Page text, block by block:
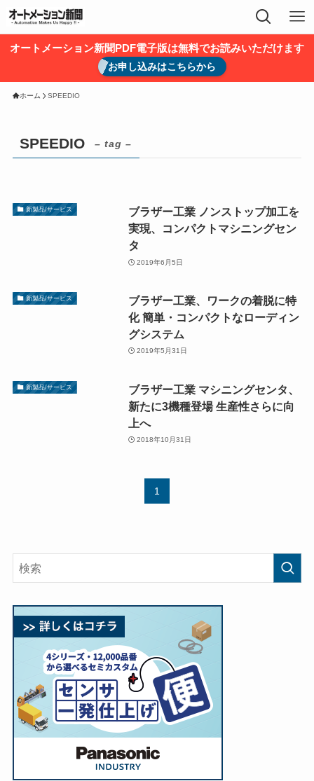
オートメーション新聞PDF電子版は無料でお読みいただけます
お申し込みはこちらから
ホーム SPEEDIO
SPEEDIO – tag –
新製品/サービス
ブラザー工業 ノンストップ加工を
実現、コンパクトマシニングセン
タ
2019年6月5日
新製品/サービス
ブラザー工業、ワークの着脱に特
化 簡単・コンパクトなローディン
グシステム
2019年5月31日
新製品/サービス
ブラザー工業 マシニングセンタ、
新たに3機種登場 生産性さらに向
上へ
2018年10月31日
1